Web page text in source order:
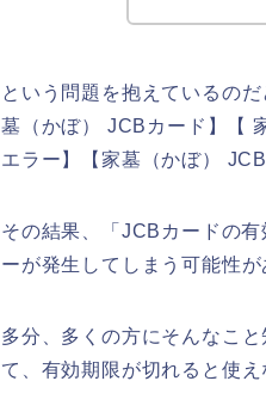
という問題を抱えているの
墓（かぼ） JCBカード】【
エラー】【家墓（かぼ）
その結果、「JCBカードの
ーが発生してしまう可能性が
多分、多くの方にそんなこ
て、有効期限が切れると使